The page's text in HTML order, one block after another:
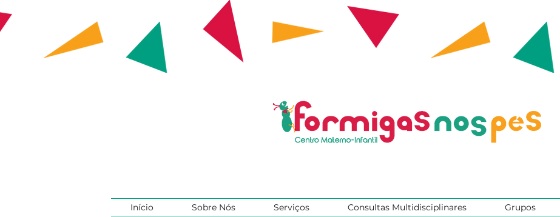
Início Sobre Nós Serviços Consultas Multidisciplinares Grupos